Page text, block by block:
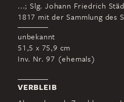
...; Slg. Johann Friedrich
1817 mit der Sammlung des
unbekannt
51,5 x 75,9 cm
Inv. Nr. 97 (ehemals)
VERBLEIB